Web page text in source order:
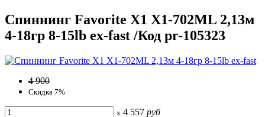
Спиннинг Favorite X1 X1-702ML 2,13м
4-18гр 8-15lb ex-fast /Код pr-105323
4 900
Скидка 7%
x 4 557 руб